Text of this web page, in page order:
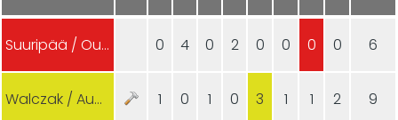
Suuripää / Ouni (FIN) 0 4 0 2 0 0 0 0 6
Walczak / Augustyniak (POL) 1 0 1 0 3 1 1 2 9